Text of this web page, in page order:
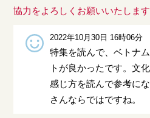
協力をよろしくお願いいたします
2022年10月30日 16時06分
特集を読んで、ベトナ
トが良かったです。文
感じ方を読んで参考に
さんならではですね。